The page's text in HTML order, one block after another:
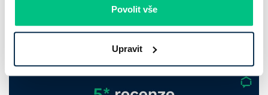
Povolit vše
Upravit
klesl zisk na 8,5 miliardy korun, na druhé ale dál výrazně
rostly úvěry a…
aktualizováno: 31.07.2026